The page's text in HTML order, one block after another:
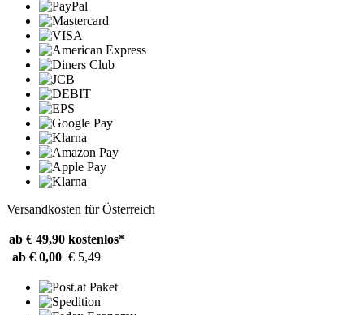
Versandkosten für Österreich
ab € 49,90 kostenlos*
ab € 0,00 € 5,49